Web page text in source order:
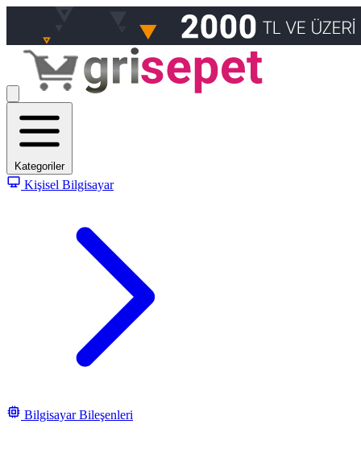
Kategoriler
Kişisel Bilgisayar
Bilgisayar Bileşenleri